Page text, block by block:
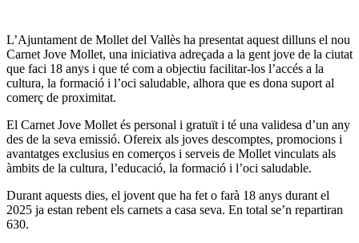
L’Ajuntament de Mollet del Vallès ha presentat aquest dilluns el nou
Carnet Jove Mollet, una iniciativa adreçada a la gent jove de la ciutat
que faci 18 anys i que té com a objectiu facilitar-los l’accés a la
cultura, la formació i l’oci saludable, alhora que es dona suport al
comerç de proximitat.
El Carnet Jove Mollet és personal i gratuït i té una validesa d’un any
des de la seva emissió. Ofereix als joves descomptes, promocions i
avantatges exclusius en comerços i serveis de Mollet vinculats als
àmbits de la cultura, l’educació, la formació i l’oci saludable.
Durant aquests dies, el jovent que ha fet o farà 18 anys durant el
2025 ja estan rebent els carnets a casa seva. En total se’n repartiran
630.